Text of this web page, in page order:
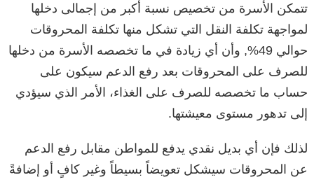
تتمكن الأسرة من تخصيص نسبة أكبر من إجمالى دخلها
لمواجهة تكلفة النقل التي تشكل منها تكلفة المحروقات
حوالي 49%, وأن أي زيادة في ما تخصصه الأسرة من دخلها
للصرف على المحروقات بعد رفع الدعم سيكون على
حساب ما تخصصه للصرف على الغذاء، الأمر الذي سيؤدي
إلى تدهور مستوى معيشتها.
لذلك فإن أي بديل نقدي يدفع للمواطن مقابل رفع الدعم
عن المحروقات سيشكل تعويضاً بسيطاً وغير كافٍ أو إضافةً